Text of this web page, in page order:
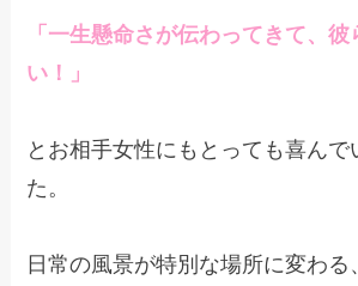
「一生懸命さが伝わってきて、
い！」
とお相手女性にもとっても喜んで
た。
日常の風景が特別な場所に変わる